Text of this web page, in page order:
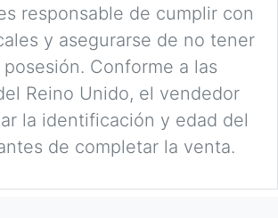
responsable de cumplir con
y asegurarse de no tener
Conforme a las
Reino Unido, el vendedor
la identificación y edad del
de completar la venta.